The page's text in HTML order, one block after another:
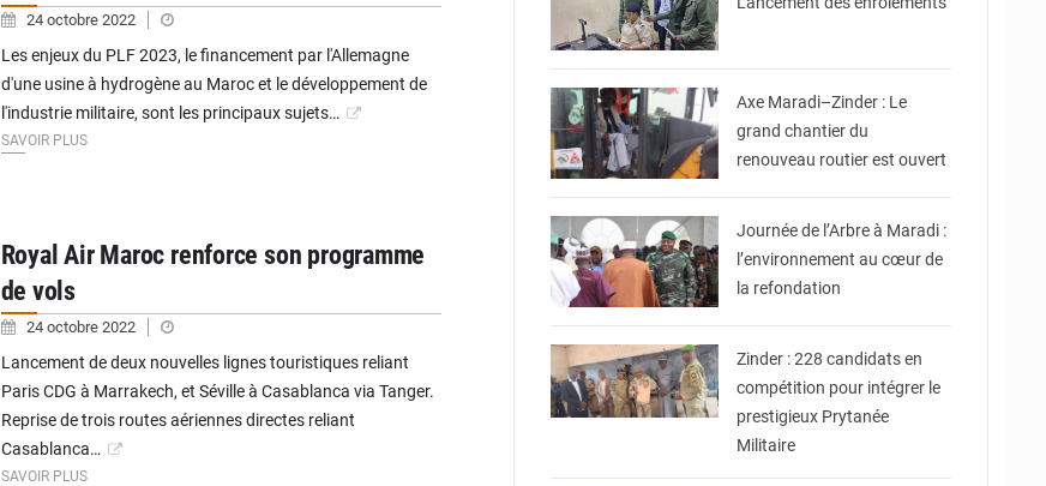
24 octobre 2022
Les enjeux du PLF 2023, le financement par l'Allemagne
d'une usine à hydrogène au Maroc et le développement de
l'industrie militaire, sont les principaux sujets…
SAVOIR PLUS
Royal Air Maroc renforce son programme
de vols
24 octobre 2022
Lancement de deux nouvelles lignes touristiques reliant
Paris CDG à Marrakech, et Séville à Casablanca via Tanger.
Reprise de trois routes aériennes directes reliant
Casablanca…
SAVOIR PLUS
© Ministère de
l'Equipement et des
Axe Maradi–Zinder : Le
grand chantier du
renouveau routier est ouvert
© Ministère des Affaires
Étrangères - Coopération -
Journée de l’Arbre à Maradi :
l’environnement au cœur de
la refondation
Zinder : 228 candidats en
compétition pour intégrer le
prestigieux Prytanée
Militaire